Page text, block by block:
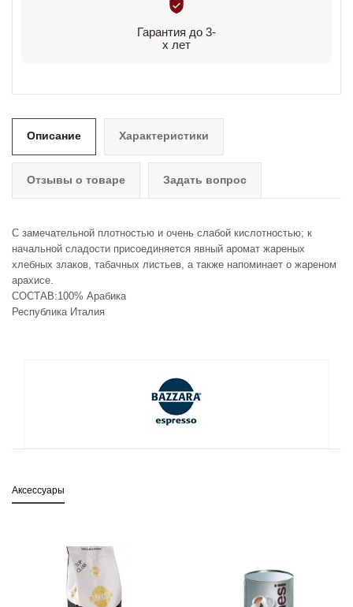
Гарантия до 3-
х лет
Описание Характеристики
Отзывы о товаре Задать вопрос
C замечательной плотностью и очень слабой кислотностью; к
начальной сладости присоединяется явный аромат жареных
хлебных злаков, табачных листьев, а также напоминает о жареном
арахисе.
СОСТАВ:100% Арабика
Республика Италия
Аксессуары